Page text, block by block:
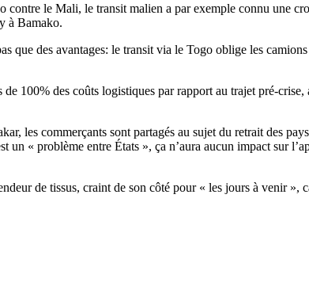
contre le Mali, le transit malien a par exemple connu une
à Bamako.
que des avantages: le transit via le Togo oblige les
100% des coûts logistiques par rapport au trajet pré-
les commerçants sont partagés au sujet du retrait des
un « problème entre États », ça n’aura aucun impact sur
de tissus, craint de son côté pour « les jours à venir »,